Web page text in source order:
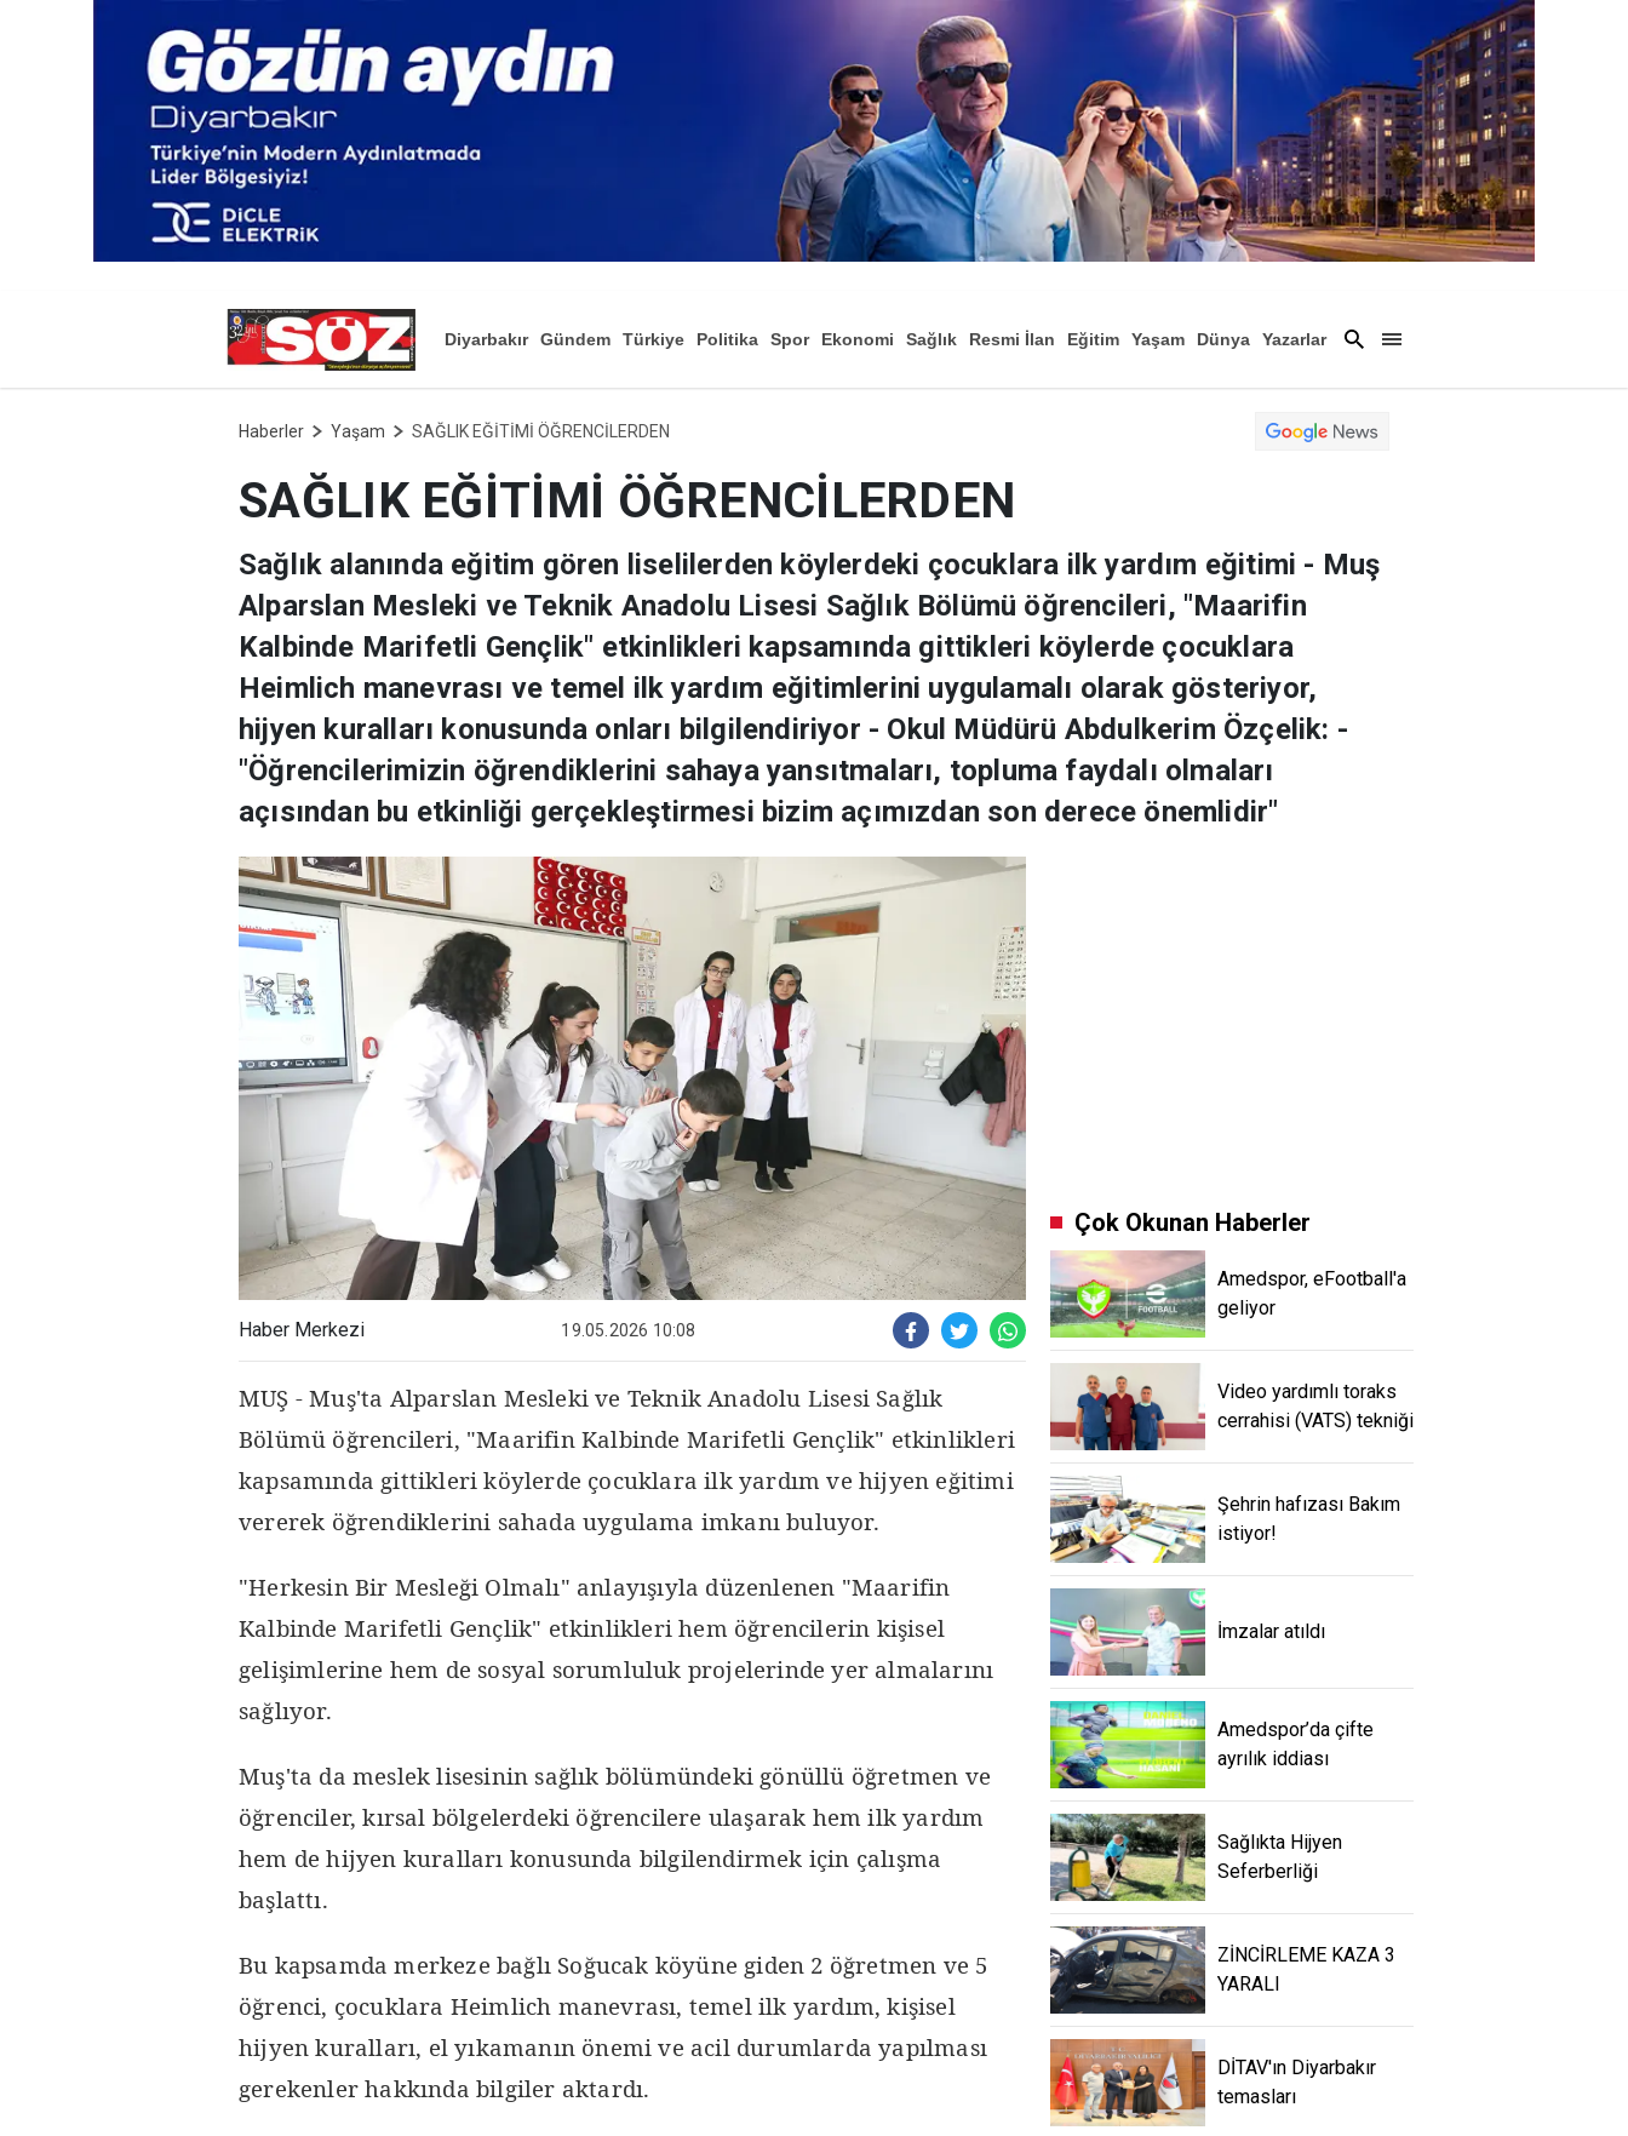
Diyarbakır Gündem Türkiye Politika Spor Ekonomi Sağlık Resmi İlan Eğitim Yaşam
Dünya
Yazarlar
Haberler Yaşam SAĞLIK EĞİTİMİ ÖĞRENCİLERDEN
SAĞLIK EĞİTİMİ ÖĞRENCİLERDEN
Sağlık alanında eğitim gören liselilerden köylerdeki çocuklara ilk yardım eğitimi - Muş
Alparslan Mesleki ve Teknik Anadolu Lisesi Sağlık Bölümü öğrencileri, "Maarifin
Kalbinde Marifetli Gençlik" etkinlikleri kapsamında gittikleri köylerde çocuklara
Heimlich manevrası ve temel ilk yardım eğitimlerini uygulamalı olarak gösteriyor,
hijyen kuralları konusunda onları bilgilendiriyor - Okul Müdürü Abdulkerim Özçelik: -
"Öğrencilerimizin öğrendiklerini sahaya yansıtmaları, topluma faydalı olmaları
açısından bu etkinliği gerçekleştirmesi bizim açımızdan son derece önemlidir"
Haber Merkezi 19.05.2026 10:08
MUŞ - Muş'ta Alparslan Mesleki ve Teknik Anadolu Lisesi Sağlık
Bölümü öğrencileri, "Maarifin Kalbinde Marifetli Gençlik" etkinlikleri
kapsamında gittikleri köylerde çocuklara ilk yardım ve hijyen eğitimi
vererek öğrendiklerini sahada uygulama imkanı buluyor.
"Herkesin Bir Mesleği Olmalı" anlayışıyla düzenlenen "Maarifin
Kalbinde Marifetli Gençlik" etkinlikleri hem öğrencilerin kişisel
gelişimlerine hem de sosyal sorumluluk projelerinde yer almalarını
sağlıyor.
Muş'ta da meslek lisesinin sağlık bölümündeki gönüllü öğretmen ve
öğrenciler, kırsal bölgelerdeki öğrencilere ulaşarak hem ilk yardım
hem de hijyen kuralları konusunda bilgilendirmek için çalışma
başlattı.
Bu kapsamda merkeze bağlı Soğucak köyüne giden 2 öğretmen ve 5
öğrenci, çocuklara Heimlich manevrası, temel ilk yardım, kişisel
hijyen kuralları, el yıkamanın önemi ve acil durumlarda yapılması
gerekenler hakkında bilgiler aktardı.
Çok Okunan Haberler
Amedspor, eFootball'a
geliyor
Video yardımlı toraks
cerrahisi (VATS) tekniği
Şehrin hafızası Bakım
istiyor!
İmzalar atıldı
Amedspor’da çifte
ayrılık iddiası
Sağlıkta Hijyen
Seferberliği
ZİNCİRLEME KAZA 3
YARALI
DİTAV'ın Diyarbakır
temasları